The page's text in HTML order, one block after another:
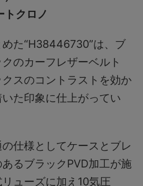
トクロノ
た“H38446730”は、ブ
のカーフレザーベルト
スのコントラストを効か
た印象に仕上がってい
仕様としてケースとブレ
るブラックPVD加工が施
ューズに加え10気圧